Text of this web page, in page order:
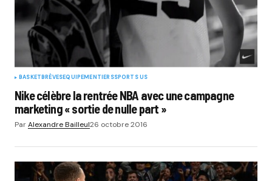
BASKETBRÈVESEQUIPEMENTIERSSPORTS US
Nike célèbre la rentrée NBA avec une campagne
marketing « sortie de nulle part »
ParAlexandre Bailleul26 octobre 2016